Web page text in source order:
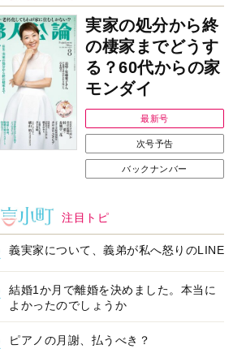
で始める遺言を書
準備セミナー開
耳にすっぽり！オーテ
ィコン補聴器、新しい
スタイルで All in Ear
の「オーティコン ジー
ル」を発売
健康習慣をサポー
オープンイヤー
HERALBONY
ル」発売
【編集部より】広告ペ
ージについてのお詫び